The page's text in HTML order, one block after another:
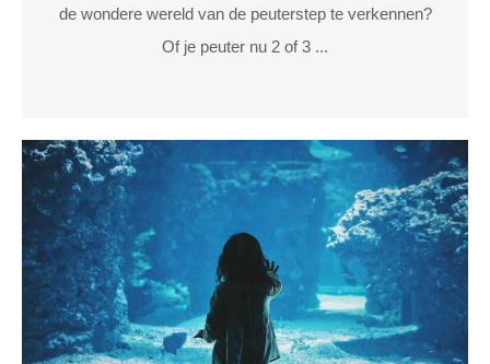
de wondere wereld van de peuterstep te verkennen?
Of je peuter nu 2 of 3 ...